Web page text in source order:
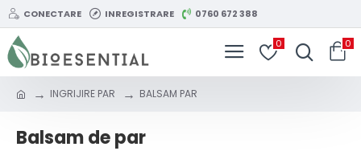
CONECTARE INREGISTRARE 0760 672 388
0 0
INGRIJIRE PAR BALSAM PAR
Balsam de par